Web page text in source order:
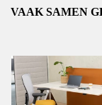
VAAK SAMEN